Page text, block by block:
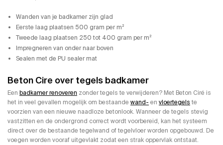
Wanden van je badkamer zijn glad
Eerste laag plaatsen 500 gram per m²
Tweede laag plaatsen 250 tot 400 gram per m²
Impregneren van onder naar boven
Sealen met de PU sealer mat
Beton Cire over tegels badkamer
Een badkamer renoveren zonder tegels te verwijderen? Met Beton Ciré is
het in veel gevallen mogelijk om bestaande wand- en vloertegelste
voorzien van een nieuwe naadloze betonlook. Wanneer de tegels stevig
vastzitten en de ondergrond correct wordt voorbereid, kan het systeem
direct over de bestaande tegelwand of tegelvloer worden opgebouwd. De
voegen worden vooraf uitgevlakt zodat een strak oppervlak ontstaat.